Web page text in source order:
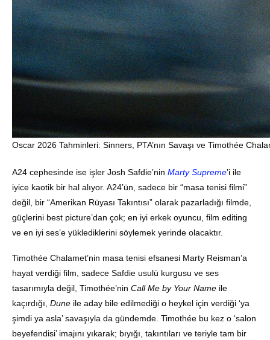
Oscar 2026 Tahminleri: Sinners, PTA’nın Savaşı ve Timothée
A24 cephesinde ise işler Josh Safdie’nin Marty Supreme’i ile
iyice kaotik bir hal alıyor. A24’ün, sadece bir “masa tenisi filmi”
değil, bir “Amerikan Rüyası Takıntısı” olarak pazarladığı filmde,
güçlerini best picture’dan çok; en iyi erkek oyuncu, film editing
ve en iyi ses’e yüklediklerini söylemek yerinde olacaktır.
Timothée Chalamet’nin masa tenisi efsanesi Marty Reisman’a
hayat verdiği film, sadece Safdie usulü kurgusu ve ses
tasarımıyla değil, Timothée’nin Call Me by Your Name ile
kaçırdığı, Dune ile aday bile edilmediği o heykel için verdiği ‘ya
şimdi ya asla’ savaşıyla da gündemde. Timothée bu kez o ‘salon
beyefendisi’ imajını yıkarak; bıyığı, takıntıları ve teriyle tam bir